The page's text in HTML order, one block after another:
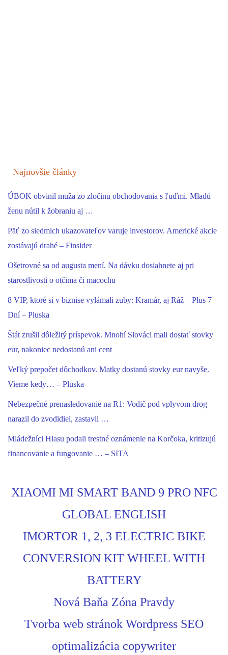
Najnovšie články
ÚBOK obvinil muža zo zločinu obchodovania s ľuďmi. Mladú
ženu nútil k žobraniu aj …
Päť zo siedmich ukazovateľov varuje investorov. Americké akcie
zostávajú drahé – Finsider
Ošetrovné sa od augusta mení. Na dávku dosiahnete aj pri
starostlivosti o otčima či macochu
8 VIP, ktoré si v biznise vylámali zuby: Kramár, aj Ráž – Plus 7
Dní – Pluska
Štát zrušil dôležitý príspevok. Mnohí Slováci mali dostať stovky
eur, nakoniec nedostanú ani cent
Veľký prepočet dôchodkov. Matky dostanú stovky eur navyše.
Vieme kedy… – Pluska
Nebezpečné prenasledovanie na R1: Vodič pod vplyvom drog
narazil do zvodidiel, zastavil …
Mládežníci Hlasu podali trestné oznámenie na Korčoka, kritizujú
financovanie a fungovanie … – SITA
XIAOMI MI SMART BAND 9 PRO NFC
GLOBAL ENGLISH
IMORTOR 1, 2, 3 ELECTRIC BIKE
CONVERSION KIT WHEEL WITH
BATTERY
Nová Baňa Zóna Pravdy
Tvorba web stránok Wordpress SEO
optimalizácia copywriter